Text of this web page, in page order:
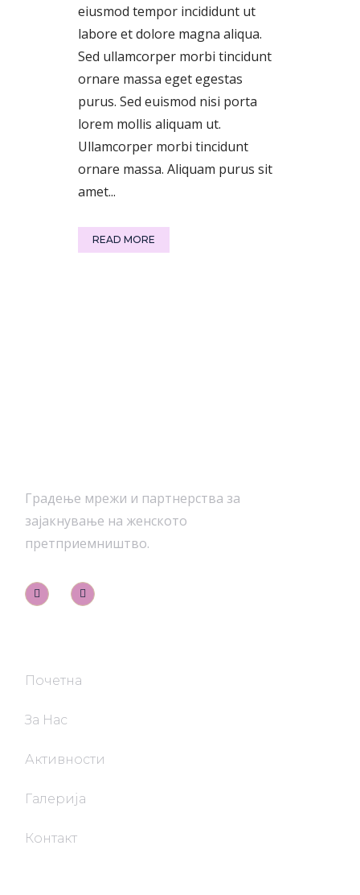
eiusmod tempor incididunt ut
labore et dolore magna aliqua.
Sed ullamcorper morbi tincidunt
ornare massa eget egestas
purus. Sed euismod nisi porta
lorem mollis aliquam ut.
Ullamcorper morbi tincidunt
ornare massa. Aliquam purus sit
amet...
READ MORE
Градење мрежи и партнерства за
зајакнување на женското
претприемништво.
Почетна
За Нас
Активности
Галерија
Контакт